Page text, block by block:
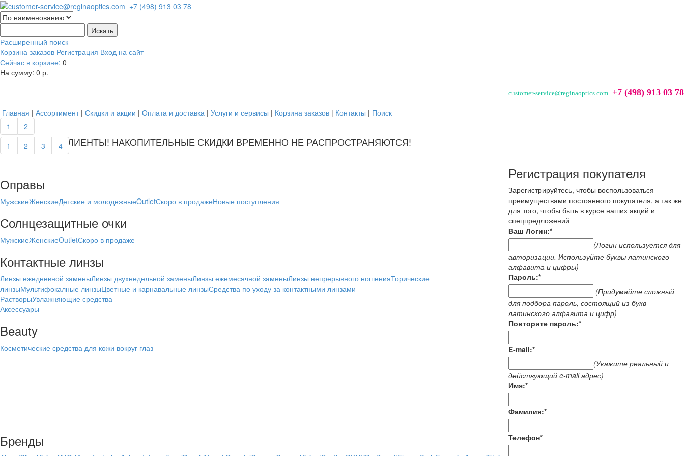
Расширенный поиск
Корзина заказов Регистрация Вход на сайт
Сейчас в корзине: 0
На сумму: 0 р.
customer-service@reginaoptics.com +7 (498) 913 03 78
Главная | Ассортимент | Скидки и акции | Оплата и доставка | Услуги и сервисы | Корзина заказов | Контакты | Поиск
далее...
далее...
1 2
УВАЖАЕМЫЕ КЛИЕНТЫ! НАКОПИТЕЛЬНЫЕ СКИДКИ ВРЕМЕННО НЕ РАСПРОСТРАНЯЮТСЯ!
УВАЖАЕМЫЕ КЛИЕНТЫ! СКИДКИ ПО КАРТАМ ЛОЯЛЬНОСТИ ВРЕМЕННО НЕ РАСПРОСТРАНЯЮТСЯ!
1 2 3 4
Оправы
МужскиеЖенскиеДетские и молодежныеOutletСкоро в продажеНовые поступления
Солнцезащитные очки
МужскиеЖенскиеOutletСкоро в продаже
Контактные линзы
Линзы ежедневной заменыЛинзы двухнедельной заменыЛинзы ежемесячной заменыЛинзы непрерывного ношенияТорические
линзыМультифокалные линзыЦветные и карнавальные линзыСредства по уходу за контактными линзами
РастворыУвлажняющие средства
Аксессуары
Beauty
Косметические средства для кожи вокруг глаз
Бренды
Регистрация покупателя
Зарегистрируйтесь, чтобы воспользоваться
преимуществами постоянного покупателя, а так же
для того, чтобы быть в курсе наших акций и
спецпредложений
Ваш Логин:*
(Логин используется для
авторизации. Используйте буквы латинского
алфавита и цифры)
Пароль:*
(Придумайте сложный
для подбора пароль, состоящий из букв
латинского алфавита и цифр)
Повторите пароль:*
E-mail:*
(Укажите реальный и
действующий e-mail адрес)
Имя:*
Фамилия:*
Телефон*